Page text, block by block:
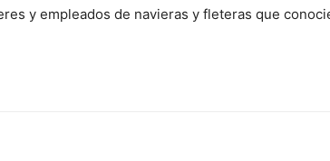
y empleados de navieras y fleteras que